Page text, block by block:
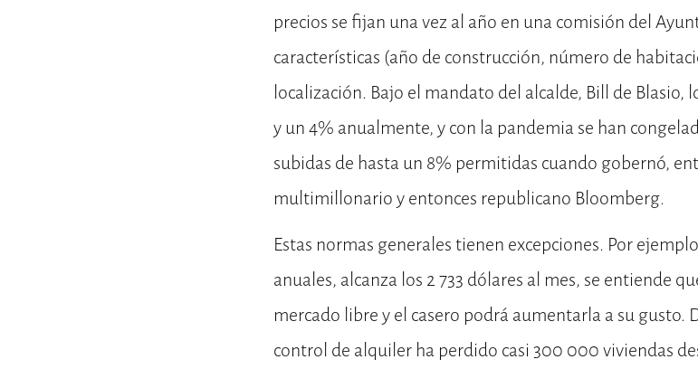
precios se fijan una vez al año en una comisión del
características (año de construcción, número de
localización. Bajo el mandato del alcalde, Bill de Blasio,
y un 4% anualmente, y con la pandemia se han
subidas de hasta un 8% permitidas cuando gobernó,
multimillonario y entonces republicano Bloomberg.
Estas normas generales tienen excepciones. Por
anuales, alcanza los 2 733 dólares al mes, se entiende
mercado libre y el casero podrá aumentarla a su gusto.
control de alquiler ha perdido casi 300 000 viviendas